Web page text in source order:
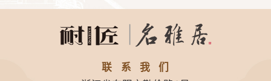
联系我们